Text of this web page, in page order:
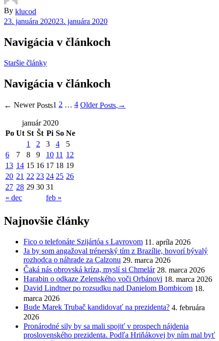
By klucod
23. januára 202023. januára 2020
Navigácia v článkoch
Staršie články
Navigácia v článkoch
← NewerPosts1 2 … 4 OlderPosts →
január 2020
Po Ut St Št Pi So Ne
« dec feb »
1 2 3 4
5
6
7 8 9 10 11 12
13 14 15 16 17 18 19
20 21 22 23 24 25 26
27 28 29 30 31
Najnovšie články
Fico o telefonáte Szijártóa s Lavrovom 11. apríla 2026
Ja by som angažoval trénerský tím z Brazílie, hovorí bývalý
rozhodca o náhrade za Calzonu 29. marca 2026
Čaká nás obrovská kríza, myslí si Chmelár 28. marca 2026
Harabin o odkaze Zelenského voči Orbánovi 18. marca 2026
David Lindtner po rozsudku nad Danielom Bombicom 18.
marca 2026
Bude Marek Trubač kandidovať na prezidenta? 4. februára
2026
Pronárodné sily by sa mali spojiť v prospech nájdenia
proslovenského prezidenta. Podľa Hriňákovej by ním mal byť